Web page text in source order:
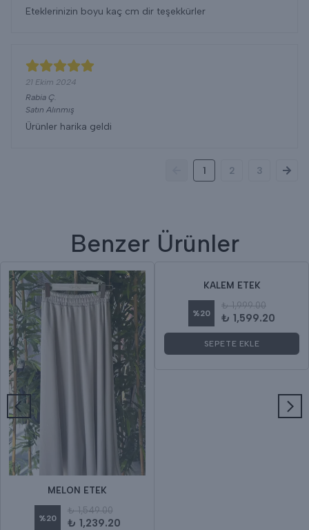
Eteklerinizin boyu kaç cm dir teşekkürler
21 Ekim 2024
Rabia Ç.
Satın Alınmış
Ürünler harika geldi
1 2 3
Benzer Ürünler
MELON ETEK
%20
₺ 1,549.00
₺ 1,239.20
KALEM ETEK
%20
₺ 1,999.00
₺ 1,599.20
SEPETE EKLE